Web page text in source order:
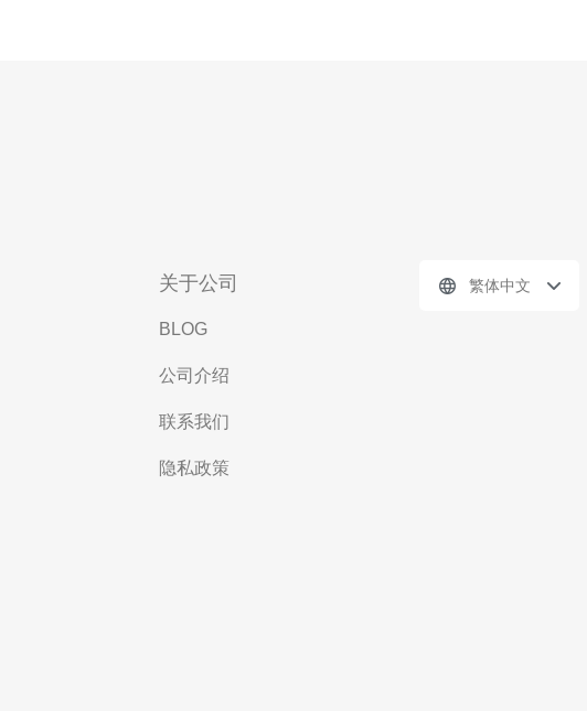
关于公司
BLOG
公司介绍
联系我们
隐私政策
繁体中文